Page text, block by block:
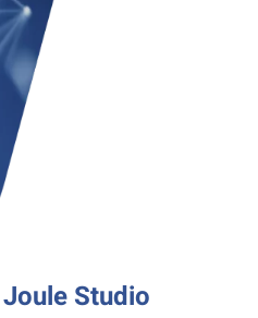
Studio